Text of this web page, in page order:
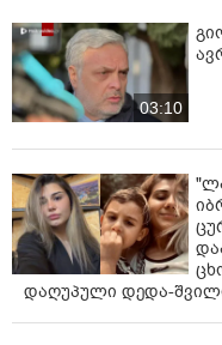
03:10
დაღუპული დედა-